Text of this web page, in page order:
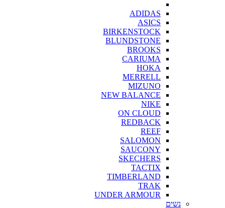
ADIDAS
ASICS
BIRKENSTOCK
BLUNDSTONE
BROOKS
CARIUMA
HOKA
MERRELL
MIZUNO
NEW BALANCE
NIKE
ON CLOUD
REDBACK
REEF
SALOMON
SAUCONY
SKECHERS
TACTIX
TIMBERLAND
TRAK
UNDER ARMOUR
נשים